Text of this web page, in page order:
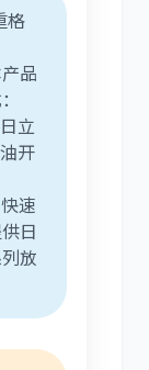
格
品
立
开
速
日
放